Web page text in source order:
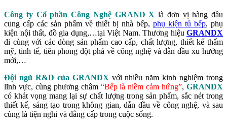
Công ty Cổ phần Công Nghệ GRAND X là đơn vị hàng đầu
cung cấp các sản phẩm về thiết bị nhà bếp, phụ kiện tủ bếp, phụ
kiện nội thất, đồ gia dụng,…tại Việt Nam. Thương hiệu GRANDX
đi cùng với các dòng sản phẩm cao cấp, chất lượng, thiết kế thẩm
mỹ, tinh tế, tiên phong đột phá về công nghệ và dẫn đầu xu hướng
mới,…
Đội ngũ R&D của GRANDX với nhiều năm kinh nghiệm trong
lĩnh vực, cùng phương châm “Bếp là niềm cảm hứng”,GRANDX
có khát vọng mang lại sự chất lượng trong sản phẩm, sắc nét trong
thiết kế, sáng tạo trong không gian, dẫn đầu về công nghệ, và sau
cùng là tiện nghi và đẳng cấp trong cuộc sống.